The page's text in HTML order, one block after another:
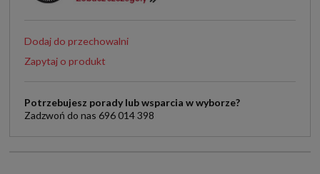
Dodaj do przechowalni
Zapytaj o produkt
Potrzebujesz porady lub wsparcia w wyborze?
Zadzwoń do nas 696 014 398